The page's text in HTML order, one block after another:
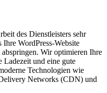
des Dienstleisters sehr
Ihre WordPress-Website
Wir optimieren Ihre
Ladezeit und eine gute
Technologien wie
Networks (CDN) und